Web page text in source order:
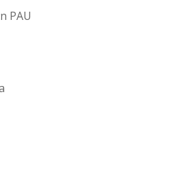
PAU